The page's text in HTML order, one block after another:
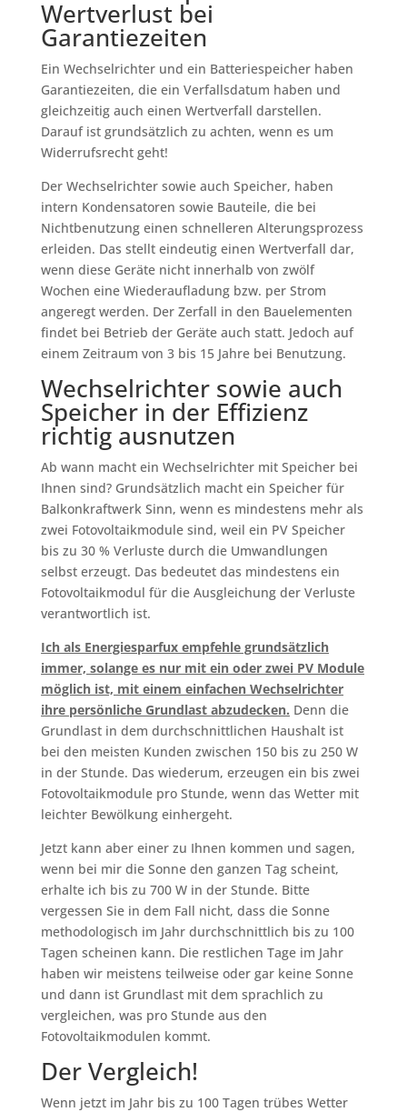
Wertverlust bei
Garantiezeiten
Ein Wechselrichter und ein Batteriespeicher haben
Garantiezeiten, die ein Verfallsdatum haben und
gleichzeitig auch einen Wertverfall darstellen.
Darauf ist grundsätzlich zu achten, wenn es um
Widerrufsrecht geht!
Der Wechselrichter sowie auch Speicher, haben
intern Kondensatoren sowie Bauteile, die bei
Nichtbenutzung einen schnelleren Alterungsprozess
erleiden. Das stellt eindeutig einen Wertverfall dar,
wenn diese Geräte nicht innerhalb von zwölf
Wochen eine Wiederaufladung bzw. per Strom
angeregt werden. Der Zerfall in den Bauelementen
findet bei Betrieb der Geräte auch statt. Jedoch auf
einem Zeitraum von 3 bis 15 Jahre bei Benutzung.
Wechselrichter sowie auch
Speicher in der Effizienz
richtig ausnutzen
Ab wann macht ein Wechselrichter mit Speicher bei
Ihnen sind? Grundsätzlich macht ein Speicher für
Balkonkraftwerk Sinn, wenn es mindestens mehr als
zwei Fotovoltaikmodule sind, weil ein PV Speicher
bis zu 30 % Verluste durch die Umwandlungen
selbst erzeugt. Das bedeutet das mindestens ein
Fotovoltaikmodul für die Ausgleichung der Verluste
verantwortlich ist.
Ich als Energiesparfux empfehle grundsätzlich
immer, solange es nur mit ein oder zwei PV Module
möglich ist, mit einem einfachen Wechselrichter
ihre persönliche Grundlast abzudecken. Denn die
Grundlast in dem durchschnittlichen Haushalt ist
bei den meisten Kunden zwischen 150 bis zu 250 W
in der Stunde. Das wiederum, erzeugen ein bis zwei
Fotovoltaikmodule pro Stunde, wenn das Wetter mit
leichter Bewölkung einhergeht.
Jetzt kann aber einer zu Ihnen kommen und sagen,
wenn bei mir die Sonne den ganzen Tag scheint,
erhalte ich bis zu 700 W in der Stunde. Bitte
vergessen Sie in dem Fall nicht, dass die Sonne
methodologisch im Jahr durchschnittlich bis zu 100
Tagen scheinen kann. Die restlichen Tage im Jahr
haben wir meistens teilweise oder gar keine Sonne
und dann ist Grundlast mit dem sprachlich zu
vergleichen, was pro Stunde aus den
Fotovoltaikmodulen kommt.
Der Vergleich!
Wenn jetzt im Jahr bis zu 100 Tagen trübes Wetter